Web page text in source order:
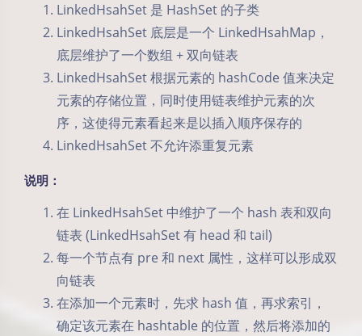
LinkedHsahSet 是 HashSet 的子类
LinkedHsahSet 底层是一个 LinkedHsahMap，
底层维护了一个数组 + 双向链表
LinkedHsahSet 根据元素的 hashCode 值来决定
元素的存储位置，同时使用链表维护元素的次
序，这使得元素看起来是以插入顺序保存的
LinkedHsahSet 不允许添重复元素
说明：
在 LinkedHsahSet 中维护了一个 hash 表和双向
链表 (LinkedHsahSet 有 head 和 tail)
每一个节点有 pre 和 next 属性，这样可以形成双
向链表
在添加一个元素时，先求 hash 值，再求索引，
确定该元素在 hashtable 的位置，然后将添加的